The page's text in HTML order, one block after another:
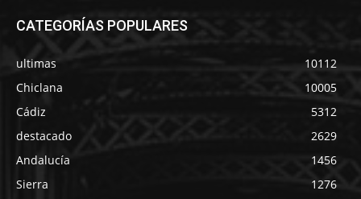
CATEGORÍAS POPULARES
ultimas
10112
Chiclana
10005
Cádiz
5312
destacado
2629
Andalucía
1456
Sierra
1276